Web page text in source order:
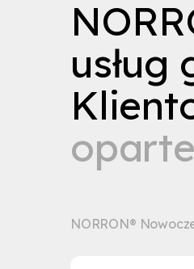
NORR
usług
Klient
oparte
NORRON®